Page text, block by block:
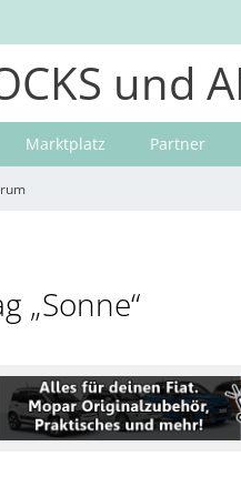
und
Marktplatz Partner
„Sonne“